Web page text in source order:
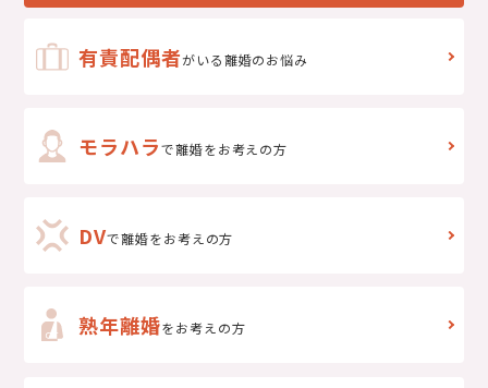
有責配偶者がいる離婚のお悩み
モラハラで離婚をお考えの方
DVで離婚をお考えの方
熟年離婚をお考えの方